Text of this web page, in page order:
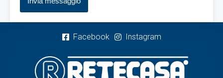
Facebook Instagram